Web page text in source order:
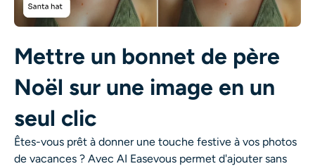
Effets vidéo
Amplificateur vidéo
Mettre un bonnet de père
Noël sur une image en un
seul clic
Êtes-vous prêt à donner une touche festive à vos photos
de vacances ? Avec AI Easevous permet d'ajouter sans